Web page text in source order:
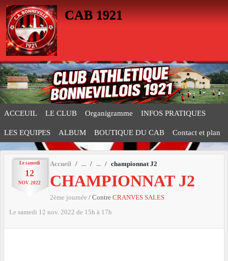
CAB 1921
ACCEUIL LE CLUB Organigramme INFOS PRATIQUES
LES EQUIPES ALBUM BOUTIQUE DU CAB Contact et plan
Le samedi
12
NOV. 2022
Accueil championnat J2
CHAMPIONNAT J2
2ème journée / Contre CRANVES SALES
Le samedi 12 nov. 2022 de 15h à 17h
Panneau de gestion des cookies